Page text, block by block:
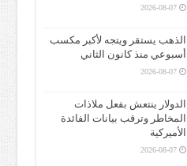
2026-08-07
الذهب يستقر ويتجه لأكبر مكسب
أسبوعي منذ كانون الثاني
2026-08-07
الدولار ينتعش بفعل ملاذات
المخاطر وترقب بيانات الفائدة
الأميركية
2026-08-07